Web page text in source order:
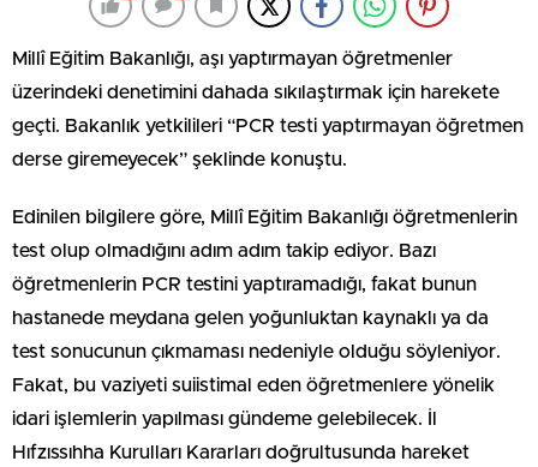
Millî Eğitim Bakanlığı, aşı yaptırmayan öğretmenler
üzerindeki denetimini dahada sıkılaştırmak için harekete
geçti. Bakanlık yetkilileri “PCR testi yaptırmayan öğretmen
derse giremeyecek” şeklinde konuştu.
Edinilen bilgilere göre, Millî Eğitim Bakanlığı öğretmenlerin
test olup olmadığını adım adım takip ediyor. Bazı
öğretmenlerin PCR testini yaptıramadığı, fakat bunun
hastanede meydana gelen yoğunluktan kaynaklı ya da
test sonucunun çıkmaması nedeniyle olduğu söyleniyor.
Fakat, bu vaziyeti suiistimal eden öğretmenlere yönelik
idari işlemlerin yapılması gündeme gelebilecek. İl
Hıfzıssıhha Kurulları Kararları doğrultusunda hareket